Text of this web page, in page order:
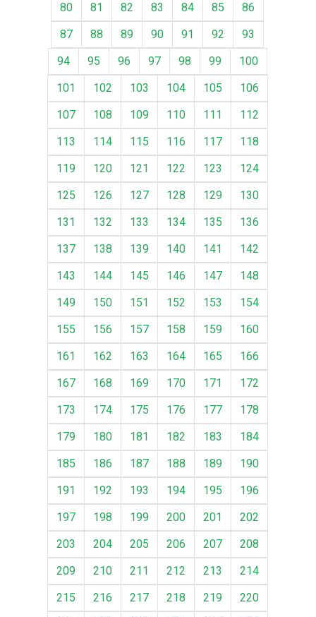
80
81 82 83 84 85
86
87
88 89 90 91 92
93
94
95 96 97 98 99
100
101
102 103 104 105
106
107
108 109 110 111
112
113
114 115 116 117
118
119
120 121 122 123
124
125
126 127 128 129
130
131
132 133 134 135
136
137
138 139 140 141
142
143
144 145 146 147
148
149
150 151 152 153
154
155
156 157 158 159
160
161
162 163 164 165
166
167
168 169 170 171
172
173
174 175 176 177
178
179
180 181 182 183
184
185
186 187 188 189
190
191
192 193 194 195
196
197
198 199 200 201
202
203
204 205 206 207
208
209
210 211 212 213
214
215
216 217 218 219
220